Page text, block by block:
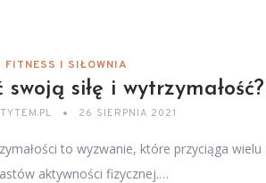
FITNESS I SIŁOWNIA
swoją siłę i wytrzymałość?
26 SIERPNIA 2021
to wyzwanie, które przyciąga wielu
aktywności fizycznej.…